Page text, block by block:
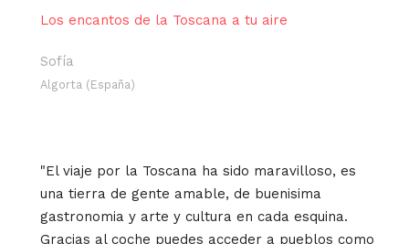
Los encantos de la Toscana a tu aire
Sofía
Algorta (España)
"El viaje por la Toscana ha sido maravilloso, es
una tierra de gente amable, de buenisima
gastronomia y arte y cultura en cada esquina.
Gracias al coche puedes acceder a pueblos como